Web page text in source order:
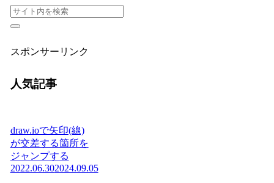
スポンサーリンク
人気記事
draw.ioで矢印(線)
が交差する箇所を
ジャンプする
2022.06.302024.09.05